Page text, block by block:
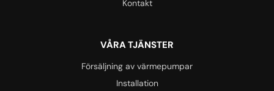
Kontakt
VÅRA TJÄNSTER
Försäljning av värmepumpar
Installation